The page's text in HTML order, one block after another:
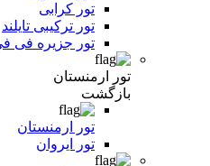
تور کرابی
تور ترکیبی تایلند
تور جزیره فی
تور ارمنستان
بازگشت
تور ارمنستان
تور ایروان